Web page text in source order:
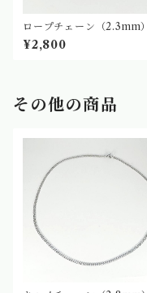
ロープチェーン（2.3mm）
¥2,800
その他の商品